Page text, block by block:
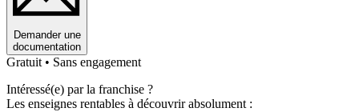
Demander une
documentation
Gratuit • Sans engagement
Intéressé(e) par la franchise ?
Les enseignes rentables à découvrir absolument :